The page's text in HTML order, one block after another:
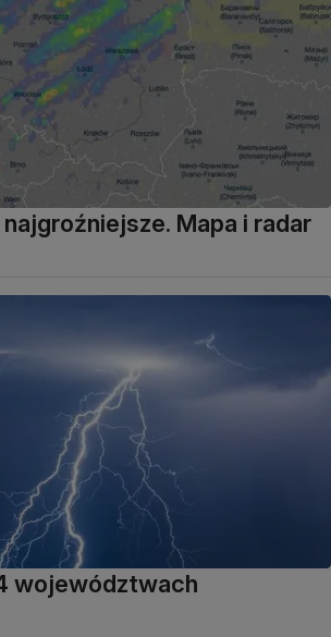
Mapa i radar
województwach